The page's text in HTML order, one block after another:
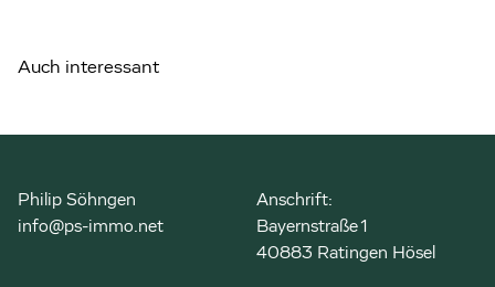
Auch interessant
Philip Söhngen
info@ps-immo.net
Anschrift:
Bayernstraße 1
40883 Ratingen Hösel